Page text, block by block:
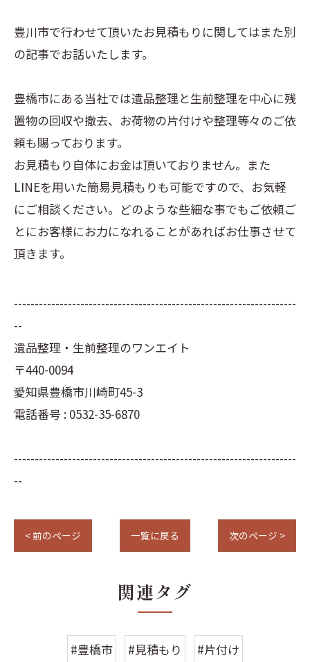
豊川市で行わせて頂いたお見積もりに関してはまた別
の記事でお話いたします。
豊橋市にある当社では遺品整理と生前整理を中心に残
置物の回収や撤去、お荷物の片付けや整理等々のご依
頼も賜っております。
お見積もり自体にお金は頂いておりません。また
LINEを用いた簡易見積もりも可能ですので、お気軽
にご相談ください。どのような些細な事でもご依頼ご
とにお客様にお力になれることがあればお仕事させて
頂きます。
--------------------------------------------------------------------
--
遺品整理・生前整理のワンエイト
〒440-0094
愛知県豊橋市川崎町45-3
電話番号 : 0532-35-6870
--------------------------------------------------------------------
--
< 前のページ 一覧に戻る 次のページ >
関連タグ
#豊橋市 #見積もり #片付け